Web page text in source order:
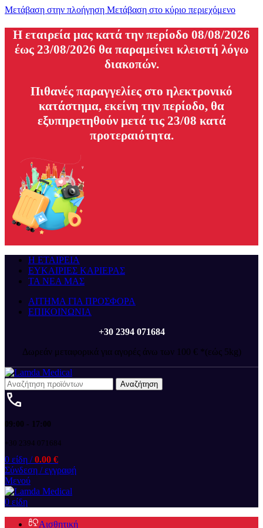
Μετάβαση στην πλοήγηση Μετάβαση στο κύριο περιεχόμενο
H εταιρεία μας κατά την περίοδο 08/08/2026
έως 23/08/2026 θα παραμείνει κλειστή λόγω
διακοπών.
Πιθανές παραγγελίες στο ηλεκτρονικό
κατάστημα, εκείνη την περίοδο, θα
εξυπηρετηθούν μετά τις 23/08 κατά
προτεραιότητα.
Η ΕΤΑΙΡΕΙΑ
ΕΥΚΑΙΡΙΕΣ ΚΑΡΙΕΡΑΣ
ΤΑ ΝΕΑ ΜΑΣ
ΑΙΤΗΜΑ ΓΙΑ ΠΡΟΣΦΟΡΑ
ΕΠΙΚΟΙΝΩΝΙΑ
+30 2394 071684
Δωρεάν μεταφορικά για αγορές άνω των 100 € *(εώς 5kg)
Αναζήτηση
09:00 - 17:00
+30 2394 071684
0 είδη / 0.00 €
Σύνδεση / εγγραφή
Μενού
0 είδη
Αισθητική